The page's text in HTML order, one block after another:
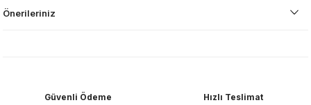
Önerileriniz
Güvenli Ödeme
Hızlı Teslimat